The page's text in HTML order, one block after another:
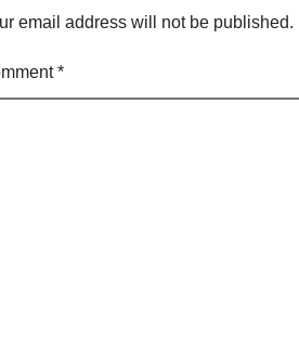
email address will not be published.
*